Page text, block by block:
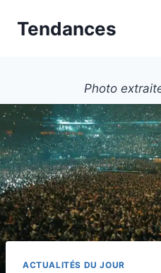
Tendances
Photo
ACTUALITÉS DU JOUR